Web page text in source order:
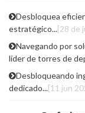
Desbloquea
estratégico...[28 de
Navegando por
líder de torres de
Desbloqueando
dedicado...[11 jun